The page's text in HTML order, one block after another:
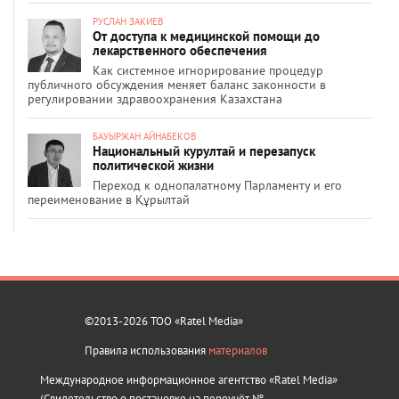
РУСЛАН ЗАКИЕВ
От доступа к медицинской помощи до
лекарственного обеспечения
Как системное игнорирование процедур
публичного обсуждения меняет баланс законности в
регулировании здравоохранения Казахстана
БАУЫРЖАН АЙНАБЕКОВ
Национальный курултай и перезапуск
политической жизни
Переход к однопалатному Парламенту и его
переименование в Құрылтай
©2013-2026 ТОО «Ratel Media»
Правила использования материалов
Международное информационное агентство «Ratel Media»